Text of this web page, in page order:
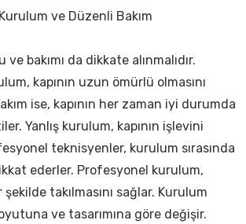
ve Düzenli Bakım
ve bakımı da dikkate alınmalıdır.
kapının uzun ömürlü olmasını
ise, kapının her zaman iyi durumda
Yanlış kurulum, kapının işlevini
teknisyenler, kurulum sırasında
ederler. Profesyonel kurulum,
şekilde takılmasını sağlar. Kurulum
ve tasarımına göre değişir.